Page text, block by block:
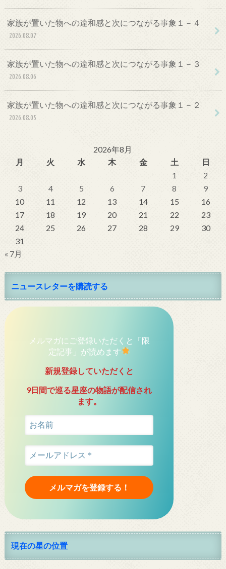
家族が置いた物への違和感と次につながる事象１－４
2026.08.07
家族が置いた物への違和感と次につながる事象１－３
2026.08.06
家族が置いた物への違和感と次につながる事象１－２
2026.08.05
2026年8月
月
火 水 木 金 土
日
1
2
3
4 5 6 7 8
9
10
11 12 13 14 15
16
17
18 19 20 21 22
23
24
25 26 27 28 29
30
31
« 7月
ニュースレターを購読する
メルマガにご登録いただくと「限
定記事」が読めます
新規登録していただくと
9日間で巡る星座の物語が配信され
ます。
現在の星の位置